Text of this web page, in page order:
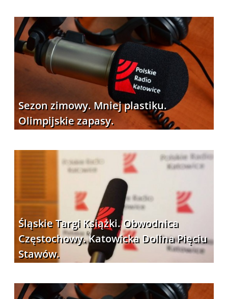
Sezon zimowy. Mniej plastiku.
Olimpijskie zapasy.
Śląskie Targi Książki. Obwodnica
Częstochowy. Katowicka Dolina Pięciu
Stawów.